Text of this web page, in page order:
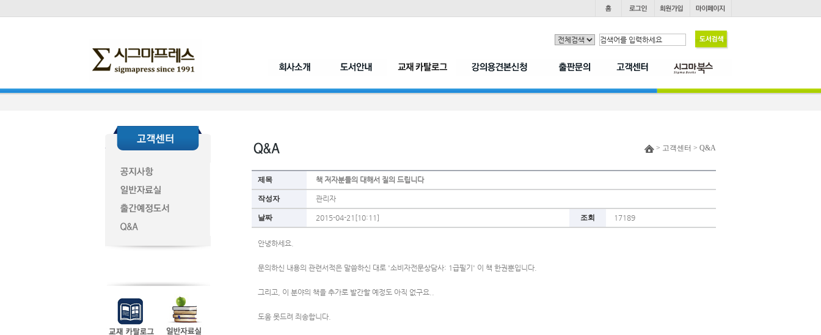
> 고객센터 > Q&A
제목 책 저자분들의 대해서 질의 드립니다
작성자 관리자
날짜 2015-04-21[10:11] 조회 17189
안녕하세요.
문의하신 내용의 관련서적은 말씀하신 대로 '소비자전문상담사: 1급필기' 이 책 한권뿐입니다.
그리고, 이 분야의 책을 추가로 발간할 예정도 아직 없구요..
도움 못드려 죄송합니다.